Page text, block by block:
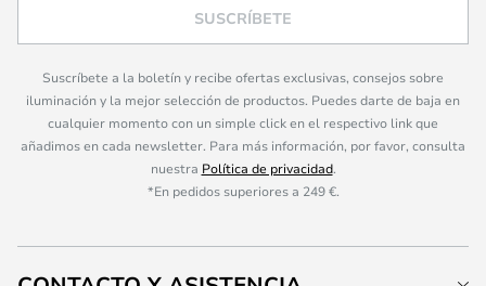
SUSCRÍBETE
Suscríbete a la boletín y recibe ofertas exclusivas, consejos sobre
iluminación y la mejor selección de productos. Puedes darte de baja en
cualquier momento con un simple click en el respectivo link que
añadimos en cada newsletter. Para más información, por favor, consulta
nuestra Política de privacidad.
*En pedidos superiores a 249 €.